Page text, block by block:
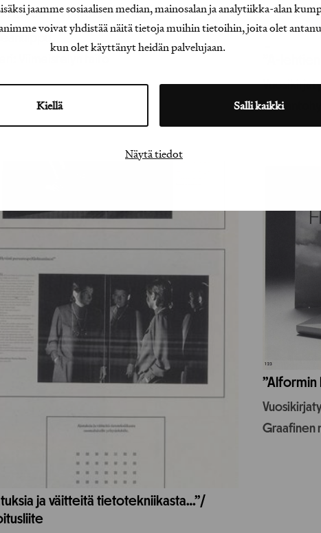
jaamme sosiaalisen median, mainosalan ja analytiikka-alan
voivat yhdistää näitä tietoja muihin tietoihin, joita olet
kun olet käyttänyt heidän palvelujaan.
Kiellä Salli kaikki
Näytä tiedot
Paraoa – Viimeistelyn taito
ja väitteitä tietotekniikasta…”/
”Alformin
Graafinen